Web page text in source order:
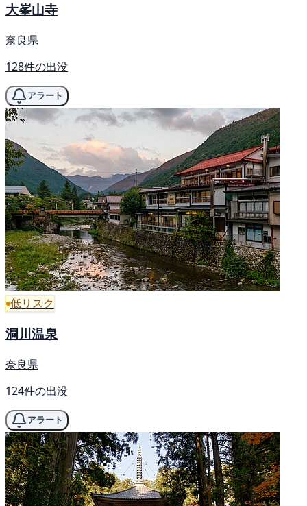
大峯山寺
奈良県
128件の出没
アラート
低リスク
洞川温泉
奈良県
124件の出没
アラート